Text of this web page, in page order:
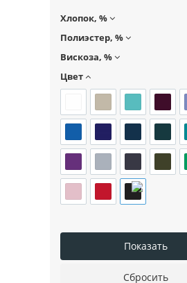
Хлопок, %
Полиэстер, %
Вискоза, %
Цвет